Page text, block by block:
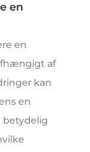
en
en
af
kan
en
betydelig